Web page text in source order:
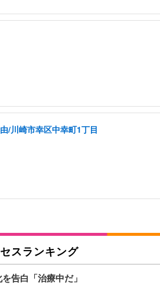
/川崎市幸区中幸町1丁目
スランキング
告白「治療中だ」